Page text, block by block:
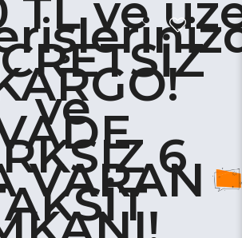
TL ve
ve
6
VARAN